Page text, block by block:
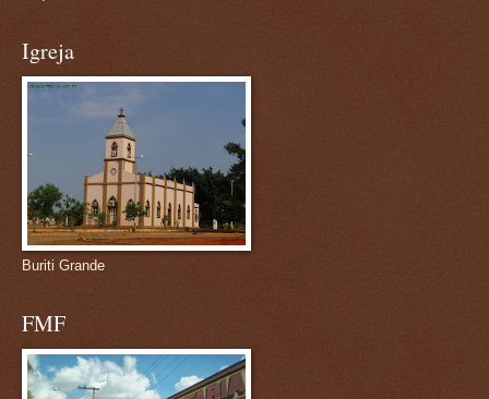
Igreja
Buriti Grande
FMF